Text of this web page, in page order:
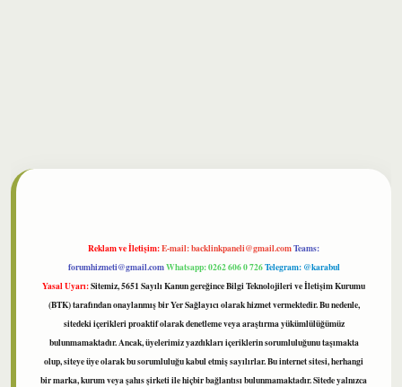
Reklam ve İletişim:E-mail:backlinkpaneli@gmail.comTeams:
forumhizmeti@gmail.comWhatsapp: 0262 606 0 726Telegram: @karabul
Yasal Uyarı:Sitemiz, 5651 Sayılı Kanun gereğince Bilgi Teknolojileri ve İletişim Kurumu
(BTK) tarafından onaylanmış bir Yer Sağlayıcı olarak hizmet vermektedir. Bu nedenle,
sitedeki içerikleri proaktif olarak denetleme veya araştırma yükümlülüğümüz
bulunmamaktadır. Ancak, üyelerimiz yazdıkları içeriklerin sorumluluğunu taşımakta
olup, siteye üye olarak bu sorumluluğu kabul etmiş sayılırlar. Bu internet sitesi, herhangi
bir marka, kurum veya şahıs şirketi ile hiçbir bağlantısı bulunmamaktadır. Sitede yalnızca